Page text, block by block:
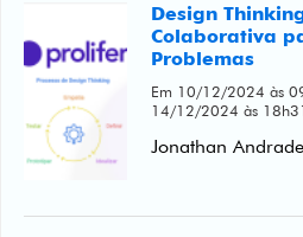
Design
Colaborativa
Problemas
Em 10/12/2024 às
14/12/2024 às
Jonathan